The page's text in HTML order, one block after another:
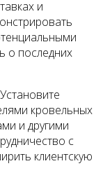
и
о последних
Установите
кровельных
и другими
с
клиентскую